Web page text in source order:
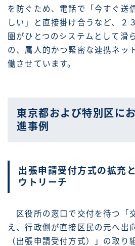
を防ぐため、電話で「今すぐ送
しい」と直接掛け合うなど、２
圏がひとつのシステムとして滑
の、属人的かつ緊密な連携ネッ
働させています。
東京都および特別区に
進事例
出張申請受付方式の拡充
ウトリーチ
区役所の窓口で交付を待つ「
え、行政側が直接区民の元へ出
（出張申請受付方式）」の取り